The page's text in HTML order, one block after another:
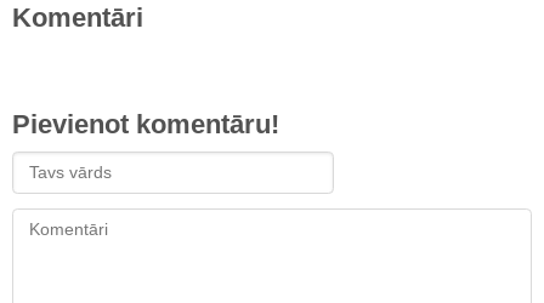
Komentāri
Pievienot komentāru!